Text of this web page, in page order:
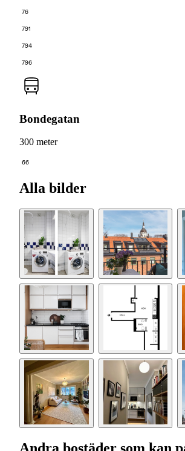
76
791
794
796
Bondegatan
300 meter
66
Alla bilder